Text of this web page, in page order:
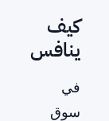
كيف
ينافس
في
سوق